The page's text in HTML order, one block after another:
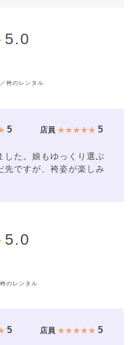
5.0
袴のレンタル
5 店員 ★★★★★5
した。娘もゆっくり選ぶ
先ですが、袴姿が楽しみ
5.0
のレンタル
5 店員 ★★★★★5